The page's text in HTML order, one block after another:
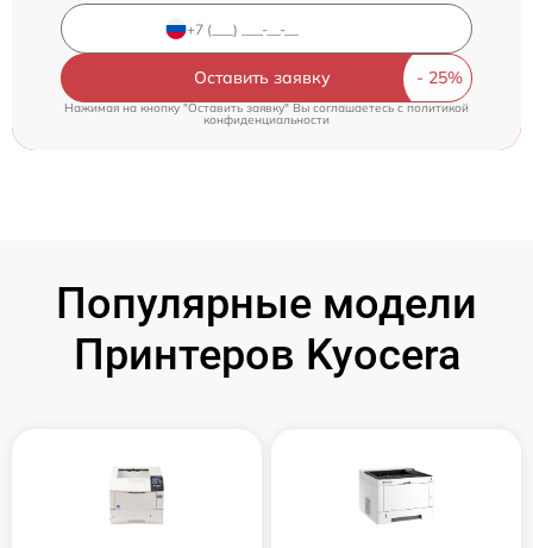
Оставить заявку
Нажимая на кнопку "Оставить заявку" Вы соглашаетесь c политикой
конфиденциальности
Популярные модели
Принтеров Kyocera